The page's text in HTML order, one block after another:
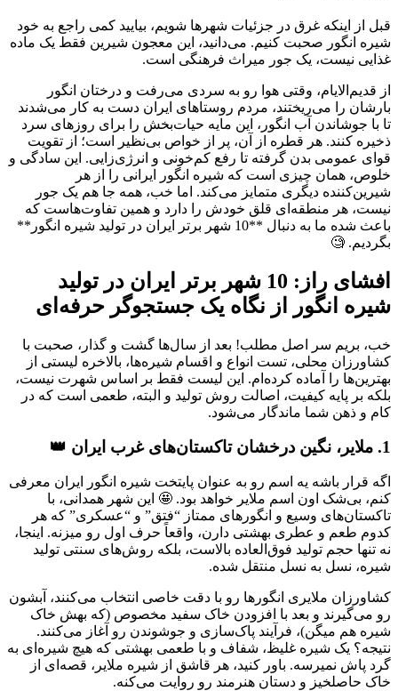
قبل از اینکه غرق در جزئیات شهرها شویم، بیایید کمی راجع به خود
شیره انگور صحبت کنیم. می‌دانید، این معجون شیرین فقط یک ماده
غذایی نیست، یک جور میراث فرهنگی است.
از قدیم‌الایام، وقتی هوا رو به سردی می‌رفت و درختان انگور
بارشان را می‌ریختند، مردم روستاهای ایران دست به کار می‌شدند
تا با جوشاندن آب انگور، این مایه حیات‌بخش را برای روزهای سرد
ذخیره کنند. هر قطره از آن، پر از خواص بی‌نظیر است؛ از تقویت
قوای عمومی بدن گرفته تا رفع کم‌خونی و انرژی‌زایی. این سادگی و
خلوص، همان چیزی است که شیره انگور ایرانی را از هر
شیرین‌کننده دیگری متمایز می‌کند. اما خب، همه جا هم یک جور
نیست، هر منطقه‌ای قلق خودش را دارد و همین تفاوت‌هاست که
باعث شده ما به دنبال **10 شهر برتر ایران در تولید شیره انگور**
بگردیم. 🧐
افشای راز: 10 شهر برتر ایران در تولید
شیره انگور از نگاه یک جستجوگر حرفه‌ای
خب، بریم سر اصل مطلب! بعد از سال‌ها گشت و گذار، صحبت با
کشاورزان محلی، تست انواع و اقسام شیره‌ها، بالاخره لیستی از
بهترین‌ها را آماده کرده‌ام. این لیست فقط بر اساس شهرت نیست،
بلکه بر پایه کیفیت، اصالت روش تولید و البته، طعمی است که در
کام و ذهن شما ماندگار می‌شود.
1. ملایر، نگین درخشان تاکستان‌های غرب ایران 👑
اگه قرار باشه یه اسم رو به عنوان پایتخت شیره انگور ایران معرفی
کنم، بی‌شک اون اسم ملایر خواهد بود. 🤩 این شهر همدانی، با
تاکستان‌های وسیع و انگورهای ممتاز “فتق” و “عسکری” که هر
کدوم طعم و عطری بهشتی دارن، واقعاً حرف اول رو میزنه. اینجا،
نه تنها حجم تولید فوق‌العاده بالاست، بلکه روش‌های سنتی تولید
شیره، نسل به نسل منتقل شده.
کشاورزان ملایری انگورها رو با دقت خاصی انتخاب می‌کنند، آبشون
رو می‌گیرند و بعد با افزودن خاک سفید مخصوص (که بهش خاک
شیره هم میگن)، فرآیند پاک‌سازی و جوشوندن رو آغاز می‌کنند.
نتیجه؟ یک شیره غلیظ، شفاف و با طعمی بهشتی که هیچ شیره‌ای به
گرد پاش نمیرسه. باور کنید، هر قاشق از شیره ملایر، قصه‌ای از
خاک حاصلخیز و دستان هنرمند رو روایت می‌کنه.